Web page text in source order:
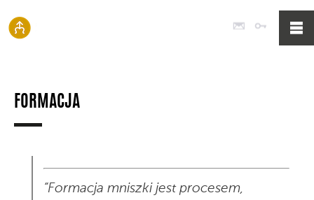
Poczta
FORMACJA
“Formacja mniszki jest procesem,